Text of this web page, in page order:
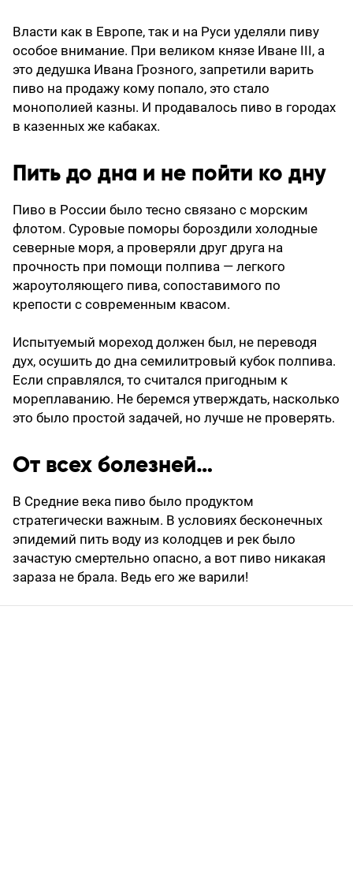
Власти как в Европе, так и на Руси уделяли пиву
особое внимание. При великом князе Иване III, а
это дедушка Ивана Грозного, запретили варить
пиво на продажу кому попало, это стало
монополией казны. И продавалось пиво в городах
в казенных же кабаках.
Пить до дна и не пойти ко дну
Пиво в России было тесно связано с морским
флотом. Суровые поморы бороздили холодные
северные моря, а проверяли друг друга на
прочность при помощи полпива — легкого
жароутоляющего пива, сопоставимого по
крепости с современным квасом.
Испытуемый мореход должен был, не переводя
дух, осушить до дна семилитровый кубок полпива.
Если справлялся, то считался пригодным к
мореплаванию. Не беремся утверждать, насколько
это было простой задачей, но лучше не проверять.
От всех болезней…
В Средние века пиво было продуктом
стратегически важным. В условиях бесконечных
эпидемий пить воду из колодцев и рек было
зачастую смертельно опасно, а вот пиво никакая
зараза не брала. Ведь его же варили!